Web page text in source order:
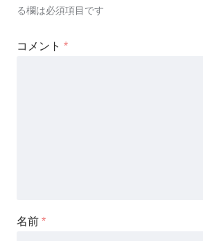
る欄は必須項目です
コメント *
名前 *